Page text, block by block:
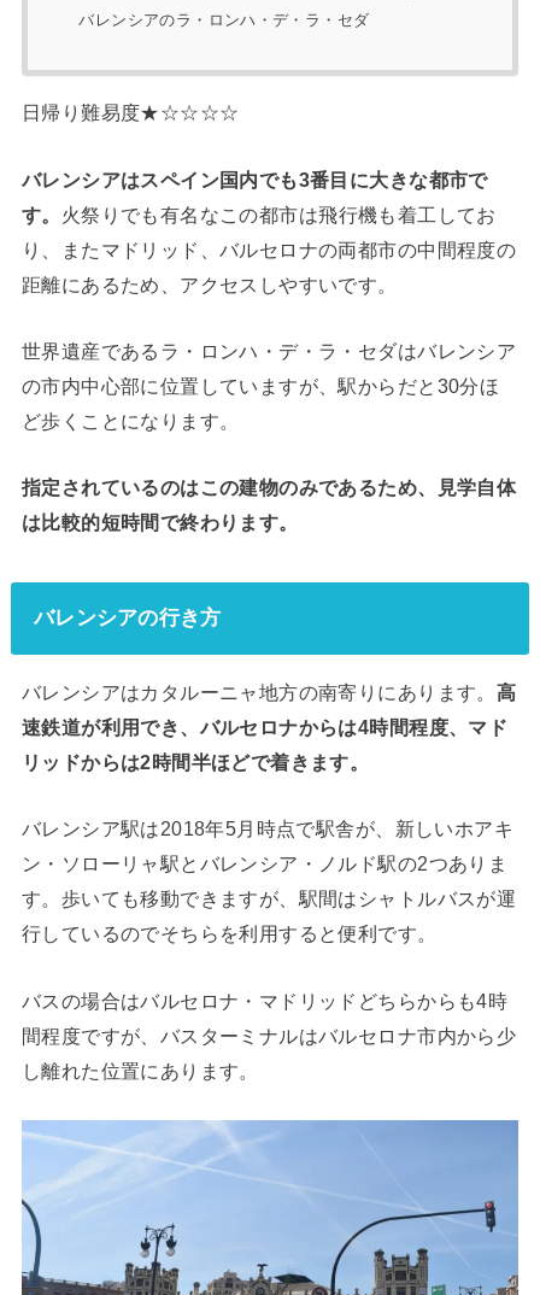
バレンシアのラ・ロンハ・デ・ラ・セダ
日帰り難易度★☆☆☆☆
バレンシアはスペイン国内でも3番目に大きな都市で
す。 火祭りでも有名なこの都市は飛行機も着工してお
り、またマドリッド、バルセロナの両都市の中間程度の
距離にあるため、アクセスしやすいです。
世界遺産であるラ・ロンハ・デ・ラ・セダはバレンシア
の市内中心部に位置していますが、駅からだと30分ほ
ど歩くことになります。
指定されているのはこの建物のみであるため、見学自体
は比較的短時間で終わります。
バレンシアの行き方
バレンシアはカタルーニャ地方の南寄りにあります。 高
速鉄道が利用でき、バルセロナからは4時間程度、マド
リッドからは2時間半ほどで着きます。
バレンシア駅は2018年5月時点で駅舎が、新しいホアキ
ン・ソローリャ駅とバレンシア・ノルド駅の2つありま
す。歩いても移動できますが、駅間はシャトルバスが運
行しているのでそちらを利用すると便利です。
バスの場合はバルセロナ・マドリッドどちらからも4時
間程度ですが、バスターミナルはバルセロナ市内から少
し離れた位置にあります。